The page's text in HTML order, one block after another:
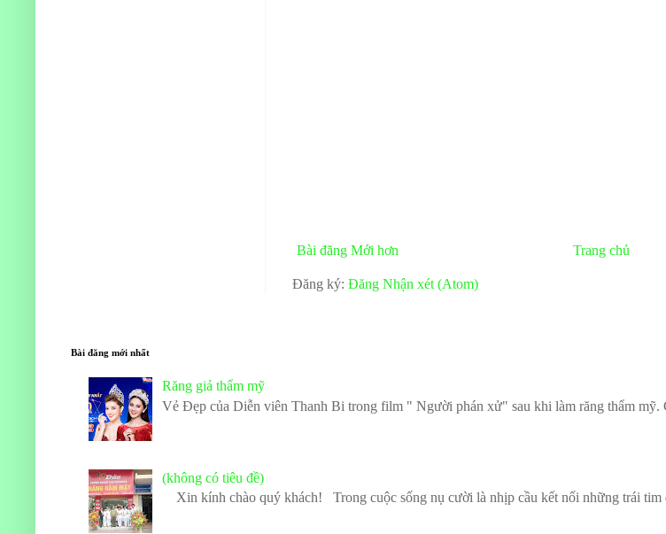
Bài đăng Mới hơn Trang chủ
Đăng ký: Đăng Nhận xét (Atom)
Bài đăng mới nhất
Răng giả thẩm mỹ
Vẻ Đẹp của Diễn viên Thanh Bi trong film " Người phán xử" sau khi làm răng thẩm mỹ.
(không có tiêu đề)
Xin kính chào quý khách! Trong cuộc sống nụ cười là nhịp cầu kết nối những trái tim